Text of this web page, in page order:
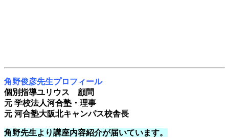
角野俊彦先生プロフィール
個別指導ユリウス 顧問
元 学校法人河合塾・理事
元 河合塾大阪北キャンパス校舎長
角野先生より講座内容紹介が届いています。